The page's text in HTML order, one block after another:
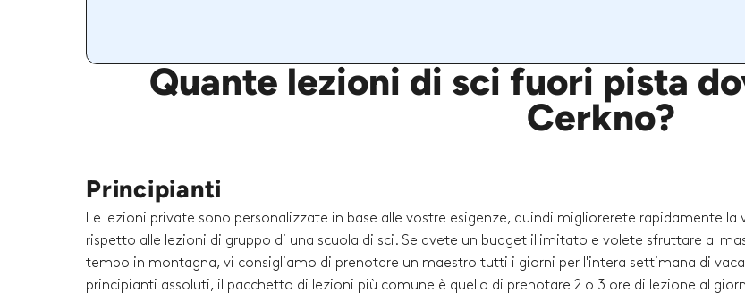
Quante lezioni di sci fuori pista
Cerkno?
Principianti
Le lezioni private sono personalizzate in base alle vostre esigenze, quindi migliorerete rapidamente la
rispetto alle lezioni di gruppo di una scuola di sci. Se avete un budget illimitato e volete sfruttare al
tempo in montagna, vi consigliamo di prenotare un maestro tutti i giorni per l'intera settimana di
principianti assoluti, il pacchetto di lezioni più comune è quello di prenotare 2 o 3 ore di lezione al